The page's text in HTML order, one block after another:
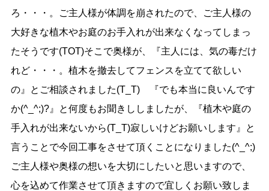
ろ・・・。ご主人様が体調を崩されたので、ご主人様の
大好きな植木やお庭のお手入れが出来なくなってしまっ
たそうです(TOT)そこで奥様が、『主人には、気の毒だけ
れど・・・。植木を撤去してフェンスを立てて欲しい
の』とご相談されました(T_T)ゝ『でも本当に良いんです
か(^_^;)?』と何度もお聞きししましたが、『植木や庭の
手入れが出来ないから(T_T)寂しいけどお願いします』と
言うことで今回工事をさせて頂くことになりました(^_^;)
ご主人様や奥様の想いを大切にしたいと思いますので、
心を込めて作業させて頂きますので宜しくお願い致しま